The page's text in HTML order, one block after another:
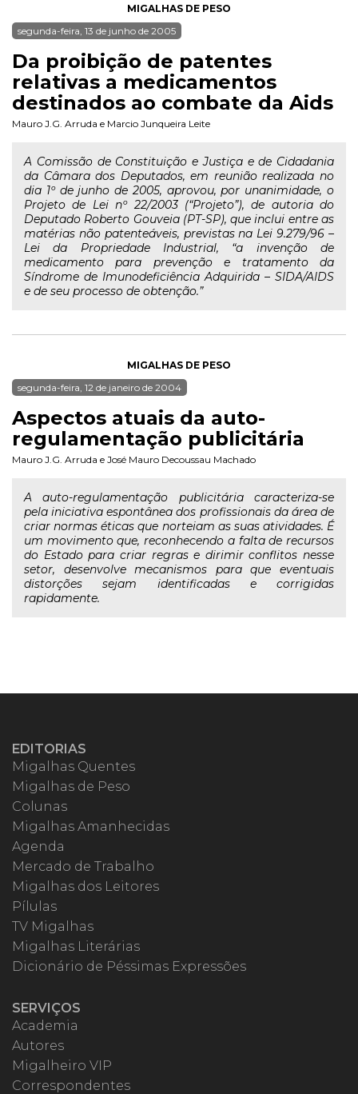
MIGALHAS DE PESO
segunda-feira, 13 de junho de 2005
Da proibição de patentes
relativas a medicamentos
destinados ao combate da Aids
Mauro J.G. Arruda e Marcio Junqueira Leite
A Comissão de Constituição e Justiça e de Cidadania
da Câmara dos Deputados, em reunião realizada no
dia 1º de junho de 2005, aprovou, por unanimidade, o
Projeto de Lei nº 22/2003 (“Projeto”), de autoria do
Deputado Roberto Gouveia (PT-SP), que inclui entre as
matérias não patenteáveis, previstas na Lei 9.279/96 –
Lei da Propriedade Industrial, “a invenção de
medicamento para prevenção e tratamento da
Síndrome de Imunodeficiência Adquirida – SIDA/AIDS
e de seu processo de obtenção.”
MIGALHAS DE PESO
segunda-feira, 12 de janeiro de 2004
Aspectos atuais da auto-
regulamentação publicitária
Mauro J.G. Arruda e José Mauro Decoussau Machado
A auto-regulamentação publicitária caracteriza-se
pela iniciativa espontânea dos profissionais da área de
criar normas éticas que norteiam as suas atividades. É
um movimento que, reconhecendo a falta de recursos
do Estado para criar regras e dirimir conflitos nesse
setor, desenvolve mecanismos para que eventuais
distorções sejam identificadas e corrigidas
rapidamente.
EDITORIAS
Migalhas Quentes
Migalhas de Peso
Colunas
Migalhas Amanhecidas
Agenda
Mercado de Trabalho
Migalhas dos Leitores
Pílulas
TV Migalhas
Migalhas Literárias
Dicionário de Péssimas Expressões
SERVIÇOS
Academia
Autores
Migalheiro VIP
Correspondentes